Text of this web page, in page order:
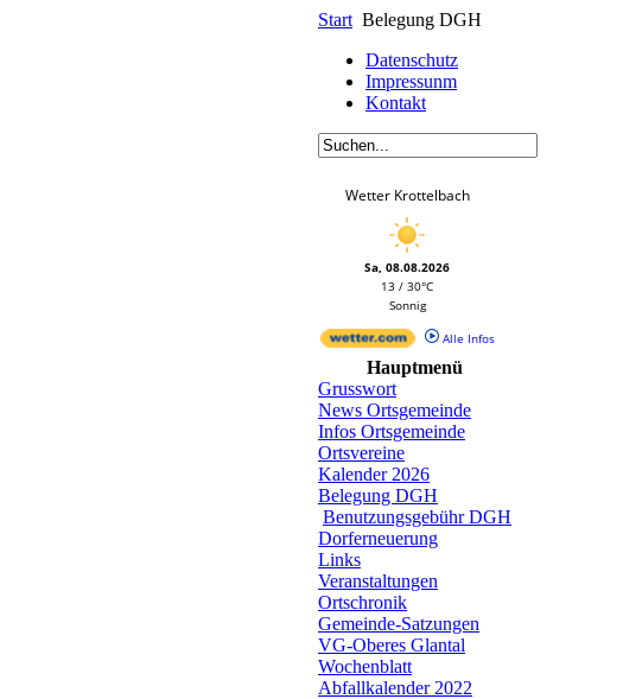
Start Belegung DGH
Datenschutz
Impressunm
Kontakt
Wetter Krottelbach
Sa, 08.08.2026
13 / 30°C
Sonnig
Alle Infos
Hauptmenü
Grusswort
News Ortsgemeinde
Infos Ortsgemeinde
Ortsvereine
Kalender 2026
Belegung DGH
Benutzungsgebühr DGH
Dorferneuerung
Links
Veranstaltungen
Ortschronik
Gemeinde-Satzungen
VG-Oberes Glantal
Wochenblatt
Abfallkalender 2022